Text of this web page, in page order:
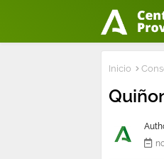
Inicio